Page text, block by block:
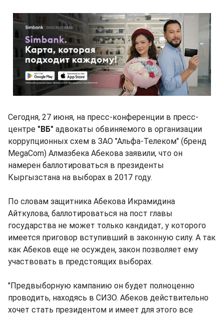
Сегодня, 27 июня, на пресс-конференции в пресс-
центре "ВБ" адвокаты обвиняемого в организации
коррупционных схем в ЗАО "Альфа-Телеком" (бренд
MegaCom) Алмазбека Абекова заявили, что он
намерен баллотироваться в президенты
Кыргызстана на выборах в 2017 году.
По словам защитника Абекова Икрамидина
Айткулова, баллотироваться на пост главы
государства не может только кандидат, у которого
имеется приговор вступивший в законную силу. А так
как Абеков еще не осужден, закон позволяет ему
участвовать в предстоящих выборах.
"Предвыборную кампанию он будет полноценно
проводить, находясь в СИЗО. Абеков действительно
хочет стать президентом и имеет для этого все